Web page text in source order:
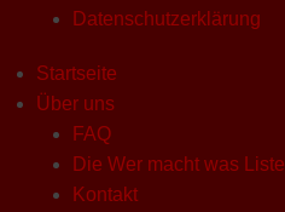
Datenschutzerklärung
Startseite
Über uns
FAQ
Die Wer macht was Liste
Kontakt